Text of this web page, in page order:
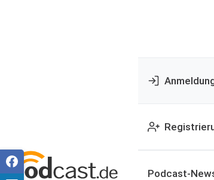
Podcast-